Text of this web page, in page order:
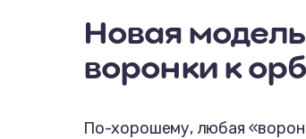
Новая
воронки к
По-хорошему, любая